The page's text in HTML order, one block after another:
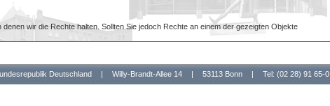
wir die Rechte halten. Sollten Sie jedoch Rechte an einem der gezeigten Objekte
Deutschland | Willy-Brandt-Allee 14 | 53113 Bonn | Tel: (02 28) 91 65-0